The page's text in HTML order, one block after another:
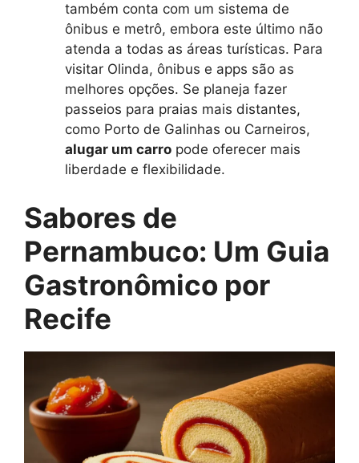
também conta com um sistema de
ônibus e metrô, embora este último não
atenda a todas as áreas turísticas. Para
visitar Olinda, ônibus e apps são as
melhores opções. Se planeja fazer
passeios para praias mais distantes,
como Porto de Galinhas ou Carneiros,
alugar um carro pode oferecer mais
liberdade e flexibilidade.
Sabores de
Pernambuco: Um Guia
Gastronômico por
Recife